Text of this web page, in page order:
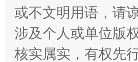
或不文明用语，请
涉及个人或单位版
核实属实，有权先